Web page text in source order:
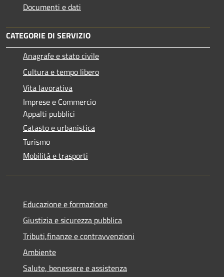
Documenti e dati
CATEGORIE DI SERVIZIO
Anagrafe e stato civile
Cultura e tempo libero
Vita lavorativa
Imprese e Commercio
Appalti pubblici
Catasto e urbanistica
Turismo
Mobilità e trasporti
Educazione e formazione
Giustizia e sicurezza pubblica
Tributi,finanze e contravvenzioni
Ambiente
Salute, benessere e assistenza